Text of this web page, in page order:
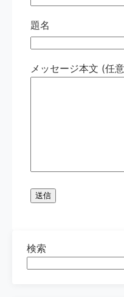
題名
メッセージ本文 (任
検索